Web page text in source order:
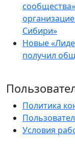
Сибири»
Новые
получил
Политика
Условия